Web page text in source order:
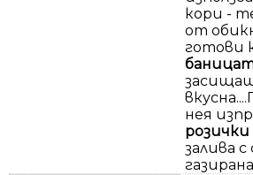
кори -
от
готови
нея
розички
залива